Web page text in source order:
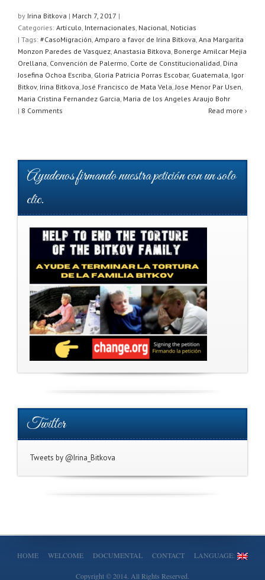
at
s
A
p
p
c
e
b
o
o
tt
er
ar
e
by Irina Bitkova | March 7, 2017 |
Categories: Artículo, Internacionales, Nacional, Noticias
| Tags: #CasoMigración, Amparo a favor de Irina Bitkova, Ana Margarita
Monzon Paredes de Vasquez, Anastasia Bitkova, Bonerge Amilcar Mejia
Orellana, Convención de Palermo, Corte de Constitucionalidad, Dina
Josefina Ochoa Escriba, Gloria Patricia Porras Escobar, Guatemala, Igor
Bitkov, Irina Bitkova,José Francisco de Mata Vela,Jose Menor Par Usen,
Maria Cristina Fernandez Garcia, Maria de los Angeles Araujo Bohr
| 8 Comments Read more ›
Ayudenos firmando nuestra petición con un solo
clic.
Twitter
Tweets by @Irina_Bitkova
HOME WELCOME DOCUMENTAL CONTACT LANGUAGE:
Copyright © 2014. All Rights Reserved.